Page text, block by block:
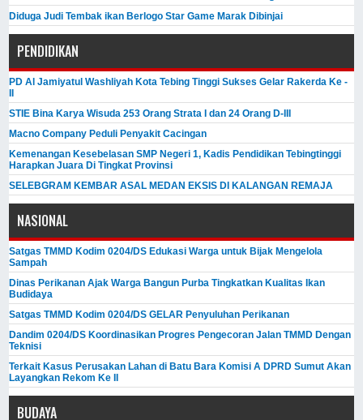
Diduga Judi Tembak ikan Berlogo Star Game Marak Dibinjai
PENDIDIKAN
PD Al Jamiyatul Washliyah Kota Tebing Tinggi Sukses Gelar Rakerda Ke -
II
STIE Bina Karya Wisuda 253 Orang Strata I dan 24 Orang D-III
Macno Company Peduli Penyakit Cacingan
Kemenangan Kesebelasan SMP Negeri 1, Kadis Pendidikan Tebingtinggi
Harapkan Juara Di Tingkat Provinsi
SELEBGRAM KEMBAR ASAL MEDAN EKSIS DI KALANGAN REMAJA
NASIONAL
Satgas TMMD Kodim 0204/DS Edukasi Warga untuk Bijak Mengelola
Sampah
Dinas Perikanan Ajak Warga Bangun Purba Tingkatkan Kualitas Ikan
Budidaya
Satgas TMMD Kodim 0204/DS GELAR Penyuluhan Perikanan
Dandim 0204/DS Koordinasikan Progres Pengecoran Jalan TMMD Dengan
Teknisi
Terkait Kasus Perusakan Lahan di Batu Bara Komisi A DPRD Sumut Akan
Layangkan Rekom Ke II
BUDAYA